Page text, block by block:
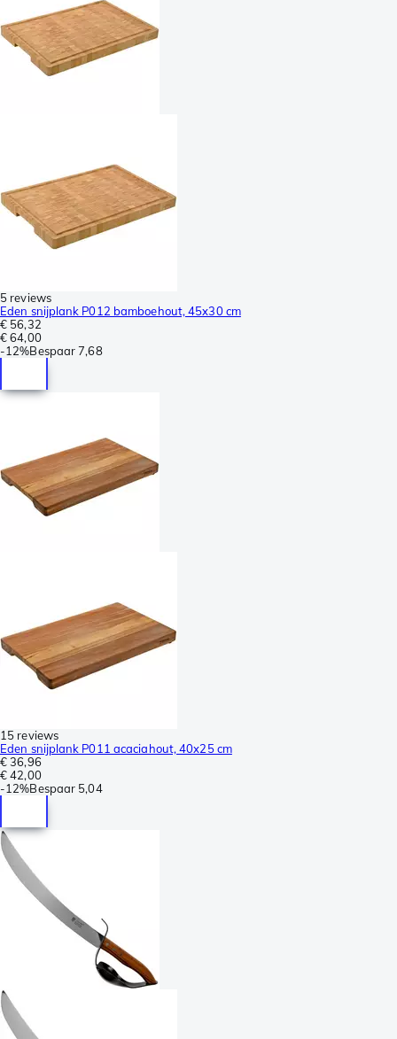
5 reviews
Eden snijplank P012 bamboehout, 45x30 cm
€ 56,32
€ 64,00
-12%Bespaar 7,68
15 reviews
Eden snijplank P011 acaciahout, 40x25 cm
€ 36,96
€ 42,00
-12%Bespaar 5,04